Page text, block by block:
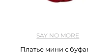
SAY NO MORE
Платье мини с